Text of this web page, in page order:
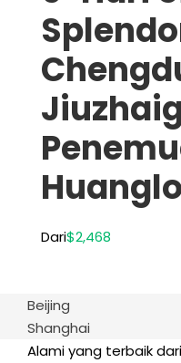
Dari$2,468
Beijing
Shanghai
Alami yang terbaik